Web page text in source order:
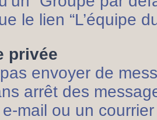
le lien “L’équipe
privée
envoyer de
arrêt des
e-mail ou un